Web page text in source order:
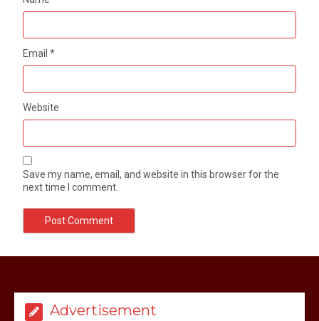
Email*
Website
Save my name, email, and website in this browser for the
next time I comment.
Advertisement